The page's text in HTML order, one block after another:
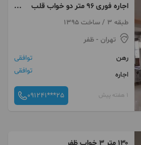
اجاره فوری ۹۶ متر دو خواب قلب
ظفر
طبقه 3 / ساخت 1395
تهران - ظفر
رهن
توافقی
اجاره
توافقی
1 هفته پیش 091241***25